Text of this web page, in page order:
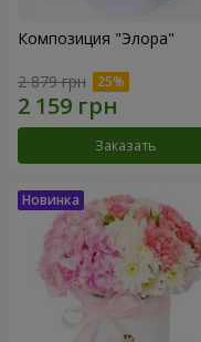
Композиция "Элора"
2 879 грн
Заказать